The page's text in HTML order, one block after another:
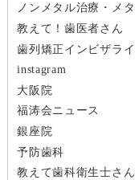
ゲ
ー
シ
ョ
ン
ノンメタル治療・メ
教えて！歯医者さん
歯列矯正インビザラ
instagram
大阪院
福涛会ニュース
銀座院
予防歯科
教えて歯科衛生士さん